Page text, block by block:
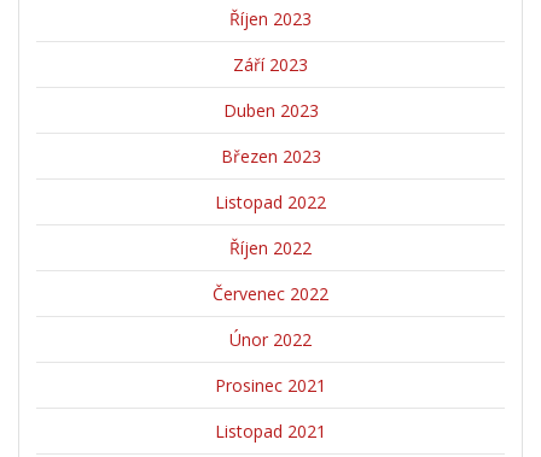
Říjen 2023
Září 2023
Duben 2023
Březen 2023
Listopad 2022
Říjen 2022
Červenec 2022
Únor 2022
Prosinec 2021
Listopad 2021